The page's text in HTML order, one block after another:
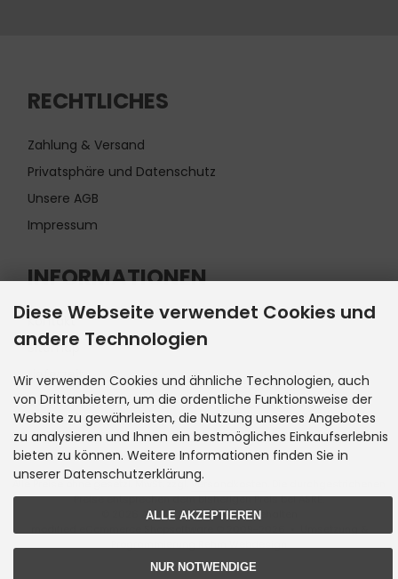
RECHTLICHES
Zahlung & Versand
Privatsphäre und Datenschutz
Unsere AGB
Impressum
INFORMATIONEN
Kontakt
Sitemap
Lieferzeit
Cookie Einstellungen
Versandkosten
Preise entsprechen dem bisherigen Preis bei ASRE.
© 2026 ASRE • Alle Rechte vorbehalten
Diese Webseite verwendet Cookies und
andere Technologien
Wir verwenden Cookies und ähnliche Technologien, auch
von Drittanbietern, um die ordentliche Funktionsweise der
Website zu gewährleisten, die Nutzung unseres Angebotes
zu analysieren und Ihnen ein bestmögliches Einkaufserlebnis
bieten zu können. Weitere Informationen finden Sie in
unserer Datenschutzerklärung.
ALLE AKZEPTIEREN
NUR NOTWENDIGE